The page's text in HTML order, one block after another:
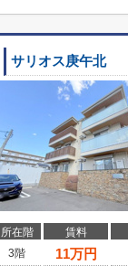
サリオス庚午北
所在階 賃料
3階
11万円